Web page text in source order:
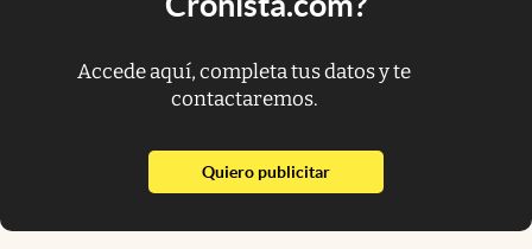
Accede aquí, completa tus datos y te
contactaremos.
Quiero publicitarabre en nueva pestaña